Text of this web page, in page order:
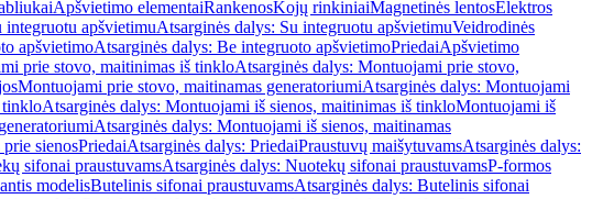
Apšvietimo elementaiRankenosKojų rinkiniaiMagnetinės lentosElektros
integruotu apšvietimuAtsarginės dalys: Su integruotu apšvietimuVeidrodinės
apšvietimoAtsarginės dalys: Be integruoto apšvietimoPriedaiApšvietimo
prie stovo, maitinimas iš tinkloAtsarginės dalys: Montuojami prie stovo,
Montuojami prie stovo, maitinamas generatoriumiAtsarginės dalys: Montuojami
tinkloAtsarginės dalys: Montuojami iš sienos, maitinimas iš tinkloMontuojami iš
Atsarginės dalys: Montuojami iš sienos, maitinamas
sienosPriedaiAtsarginės dalys: PriedaiPraustuvų maišytuvamsAtsarginės dalys:
sifonai praustuvamsAtsarginės dalys: Nuotekų sifonai praustuvamsP-formos
modelisButelinis sifonai praustuvamsAtsarginės dalys: Butelinis sifonai